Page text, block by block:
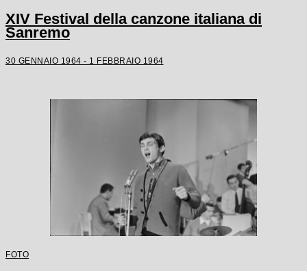
XIV Festival della canzone italiana di
Sanremo
30 GENNAIO 1964 - 1 FEBBRAIO 1964
FOTO